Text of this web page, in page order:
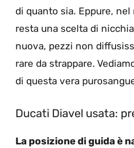
di quanto sia. Eppure, nel
resta una scelta di
nuova, pezzi non
rare da strappare.
di questa vera
Ducati Diavel usata:
La posizione di guida è